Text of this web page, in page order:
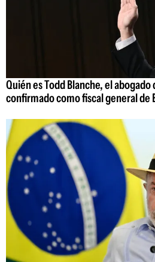
Quién es Todd Blanche, el
confirmado como fiscal general de